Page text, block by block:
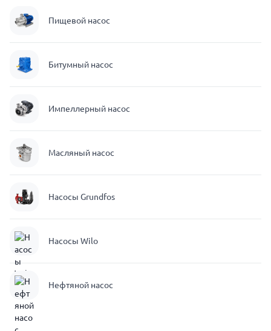
Пищевой насос
Битумный насос
Импеллерный насос
Масляный насос
Насосы Grundfos
Насосы Wilo
Нефтяной насос